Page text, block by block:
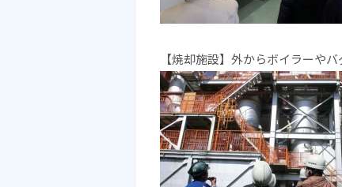
【焼却施設】外からボイラーや